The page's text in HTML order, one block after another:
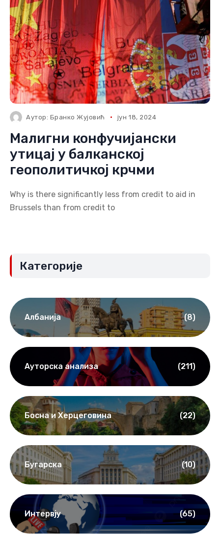
Аутор: Бранко Жујовић јун 18, 2024
Малигни конфучијански
утицај у балканској
геополитичкој крчми
Why is there significantly less from credit to aid in
Brussels than from credit to
Категорије
Албанија (8)
Ауторска анализа (211)
Босна и Херцеговина (22)
Бугарска (10)
Интервју (65)